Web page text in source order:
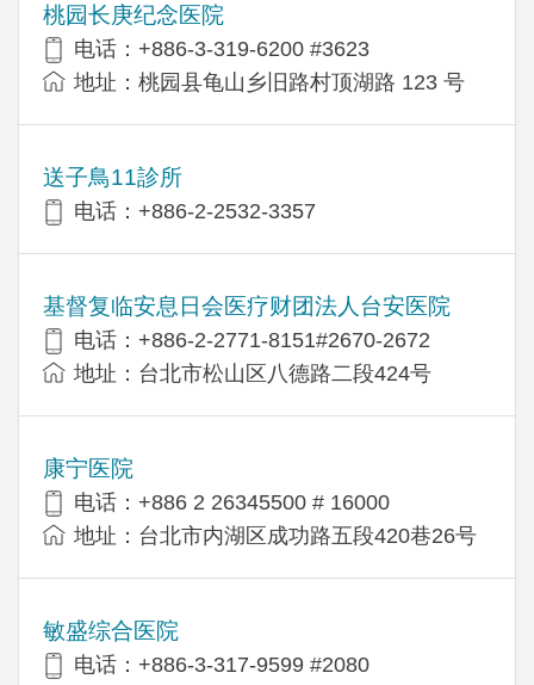
桃园长庚纪念医院
电话：+886-3-319-6200 #3623
地址：桃园县龟山乡旧路村顶湖路 123 号
送子鳥11診所
电话：+886-2-2532-3357
基督复临安息日会医疗财团法人台安医院
电话：+886-2-2771-8151#2670-2672
地址：台北市松山区八德路二段424号
康宁医院
电话：+886 2 26345500 # 16000
地址：台北市内湖区成功路五段420巷26号
敏盛综合医院
电话：+886-3-317-9599 #2080